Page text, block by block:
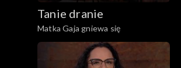
Tanie dranie
Matka Gaja gniewa się